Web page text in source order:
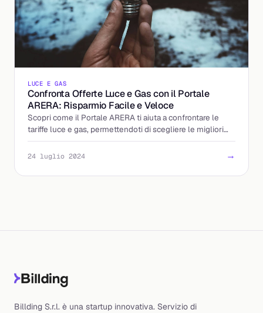
LUCE E GAS
Confronta Offerte Luce e Gas con il Portale
ARERA: Risparmio Facile e Veloce
Scopri come il Portale ARERA ti aiuta a confrontare le
tariffe luce e gas, permettendoti di scegliere le migliori
offerte per risparmiare sulla bolletta.
24 luglio 2024 →
Billding S.r.l. è una startup innovativa. Servizio di